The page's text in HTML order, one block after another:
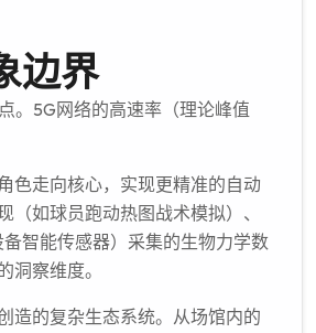
边界
。5G网络的高速率（理论峰值
色走向核心，实现更精准的自动
如球员跑动热图战术模拟）、
智能传感器）采集的生物力学数
察维度。
造的复杂生态系统。从场馆内的